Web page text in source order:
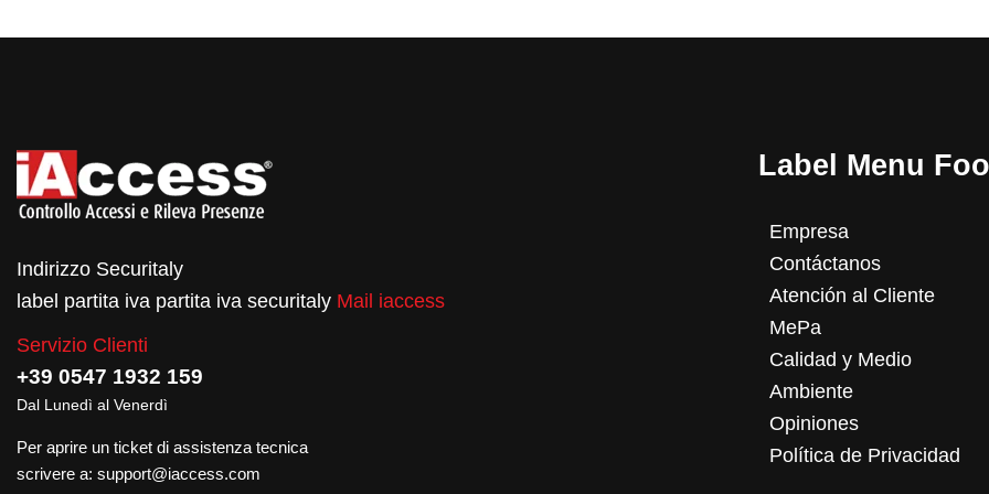
Indirizzo Securitaly
label partita iva partita iva securitaly Mail iaccess
Servizio Clienti
+39 0547 1932 159
Dal Lunedì al Venerdì
Per aprire un ticket di assistenza tecnica
scrivere a: support@iaccess.com
Label Menu
Empresa
Contáctanos
Atención al Cliente
MePa
Calidad y Medio
Ambiente
Opiniones
Política de Privacidad